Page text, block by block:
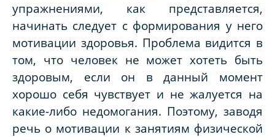
упражнениями, как представляется,
начинать следует с формирования у него
мотивации здоровья. Проблема видится в
том, что человек не может хотеть быть
здоровым, если он в данный момент
хорошо себя чувствует и не жалуется на
какие-либо недомогания. Поэтому, заводя
речь о мотивации к занятиям физической